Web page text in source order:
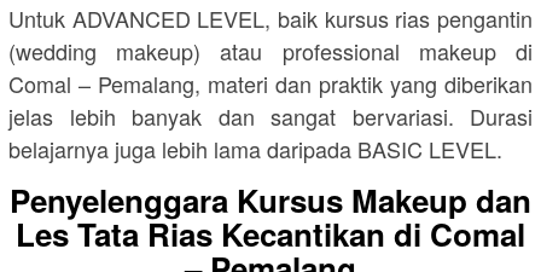
Untuk ADVANCED LEVEL, baik kursus rias pengantin
(wedding makeup) atau professional makeup di
Comal – Pemalang, materi dan praktik yang diberikan
jelas lebih banyak dan sangat bervariasi. Durasi
belajarnya juga lebih lama daripada BASIC LEVEL.
Penyelenggara Kursus Makeup dan
Les Tata Rias Kecantikan di Comal